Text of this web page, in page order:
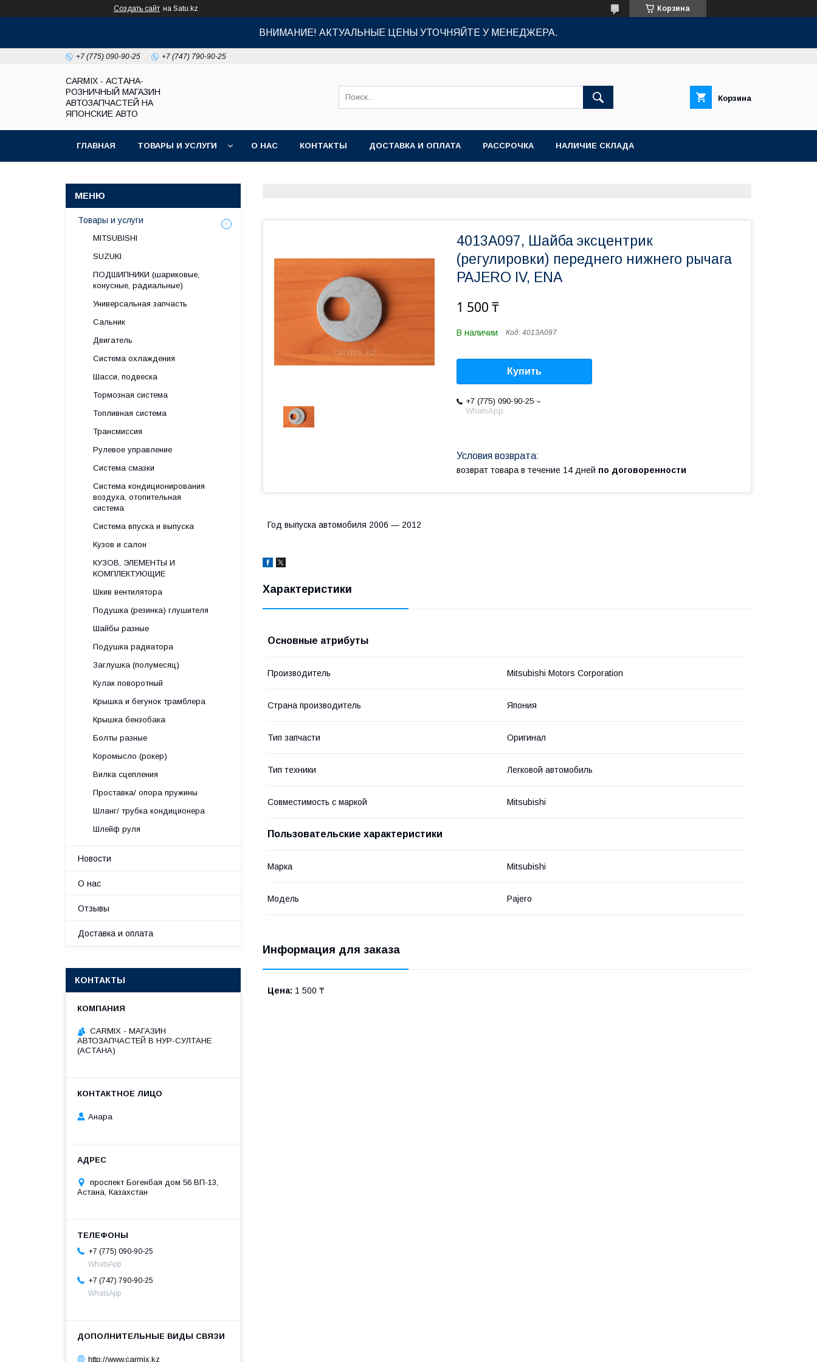
Создать сайт на Satu.kz Корзина
ВНИМАНИЕ! АКТУАЛЬНЫЕ ЦЕНЫ УТОЧНЯЙТЕ У МЕНЕДЖЕРА.
+7 (775) 090-90-25 +7 (747) 790-90-25
СARMIX - АСТАНА-
РОЗНИЧНЫЙ МАГАЗИН
АВТОЗАПЧАСТЕЙ НА
ЯПОНСКИЕ АВТО
Корзина
ГЛАВНАЯ ТОВАРЫ И УСЛУГИ О НАС КОНТАКТЫ ДОСТАВКА И ОПЛАТА РАССРОЧКА НАЛИЧИЕ СКЛАДА
4013A097, Шайба эксцентрик
(регулировки) переднего нижнего рычага
PAJERO IV, ENA
1 500 ₸
В наличии Код: 4013A097
Купить
+7 (775) 090-90-25
WhatsApp
возврат товара в течение 14 дней по договоренности
Год выпуска автомобиля 2006 ― 2012
Характеристики
Основные атрибуты
Производитель Mitsubishi Motors Corporation
Страна производитель Япония
Тип запчасти Оригинал
Тип техники Легковой автомобиль
Совместимость с маркой Mitsubishi
Пользовательские характеристики
Марка Mitsubishi
Модель Pajero
Информация для заказа
Цена: 1 500 ₸
Товары и услуги
MITSUBISHI
SUZUKI
ПОДШИПНИКИ (шариковые,
конусные, радиальные)
Универсальная запчасть
Сальник
Двигатель
Система охлаждения
Шасси, подвеска
Тормозная система
Топливная система
Трансмиссия
Рулевое управление
Система смазки
Система кондиционирования
воздуха, отопительная
система
Система впуска и выпуска
Кузов и салон
КУЗОВ, ЭЛЕМЕНТЫ И
КОМПЛЕКТУЮЩИЕ
Шкив вентилятора
Подушка (резинка) глушителя
Шайбы разные
Подушка радиатора
Заглушка (полумесяц)
Кулак поворотный
Крышка и бегунок трамблера
Крышка бензобака
Болты разные
Коромысло (рокер)
Вилка сцепления
Проставка/ опора пружины
Шланг/ трубка кондиционера
Шлейф руля
Новости
О нас
Отзывы
Доставка и оплата
КОНТАКТЫ
СARMIX - МАГАЗИН
АВТОЗАПЧАСТЕЙ В НУР-СУЛТАНЕ
(АСТАНА)
Анара
проспект Богенбая дом 56 ВП-13,
Астана, Казахстан
+7 (775) 090-90-25
WhatsApp
+7 (747) 790-90-25
WhatsApp
http://www.carmix.kz